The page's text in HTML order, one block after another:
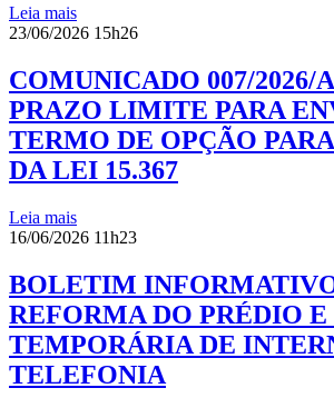
Leia mais
23/06/2026 15h26
COMUNICADO 007/2026/
PRAZO LIMITE PARA
TERMO DE OPÇÃO
DA LEI 15.367
Leia mais
16/06/2026 11h23
BOLETIM
REFORMA DO PRÉDIO E
TEMPORÁRIA DE
TELEFONIA